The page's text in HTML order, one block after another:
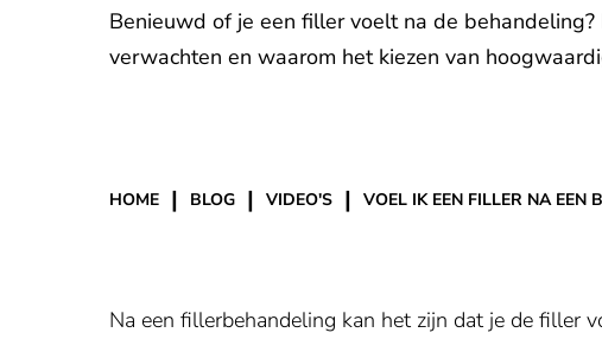
Benieuwd of je een filler voelt na de
verwachten en waarom het kiezen van
HOME | BLOG | VIDEO'S | VOEL IK EEN FILLER NA EEN
Na een fillerbehandeling kan het zijn dat je de filler